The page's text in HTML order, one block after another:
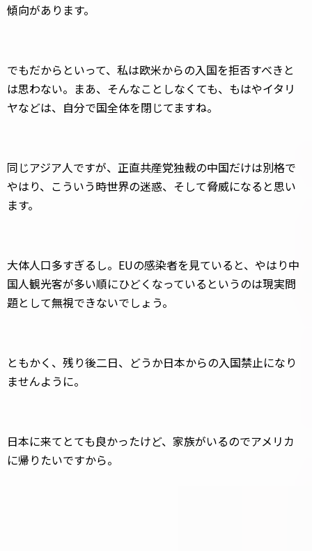
傾向があります。
でもだからといって、私は欧米からの入国を拒否すべきと
は思わない。まあ、そんなことしなくても、もはやイタリ
ヤなどは、自分で国全体を閉じてますね。
同じアジア人ですが、正直共産党独裁の中国だけは別格で
やはり、こういう時世界の迷惑、そして脅威になると思い
ます。
大体人口多すぎるし。EUの感染者を見ていると、やはり中
国人観光客が多い順にひどくなっているというのは現実問
題として無視できないでしょう。
ともかく、残り後二日、どうか日本からの入国禁止になり
ませんように。
日本に来てとても良かったけど、家族がいるのでアメリカ
に帰りたいですから。